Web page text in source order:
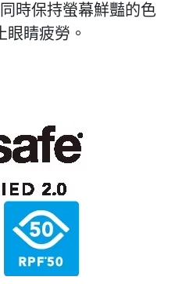
時保持螢幕鮮豔的色
眼睛疲勞。